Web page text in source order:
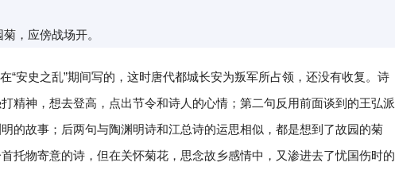
，应傍战场开。
“安史之乱”期间写的，这时唐代都城长安为叛军所占领，还没有收复。诗
精神，想去登高，点出节令和诗人的心情；第二句反用前面谈到的王弘派
的故事；后两句与陶渊明诗和江总诗的运思相似，都是想到了故园的菊
托物寄意的诗，但在关怀菊花，思念故乡感情中，又渗进去了忧国伤时的